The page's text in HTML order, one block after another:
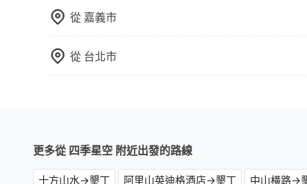
從 嘉義市
從 台北市
更多從 四季星空 附近出發的路線
十方山水→墾丁 阿里山英迪格酒店→墾丁 中山橫路→